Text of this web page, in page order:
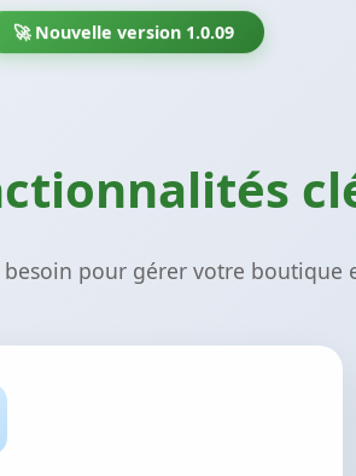
🚀 Nouvelle version 1.0.09
besoin pour gérer votre boutique